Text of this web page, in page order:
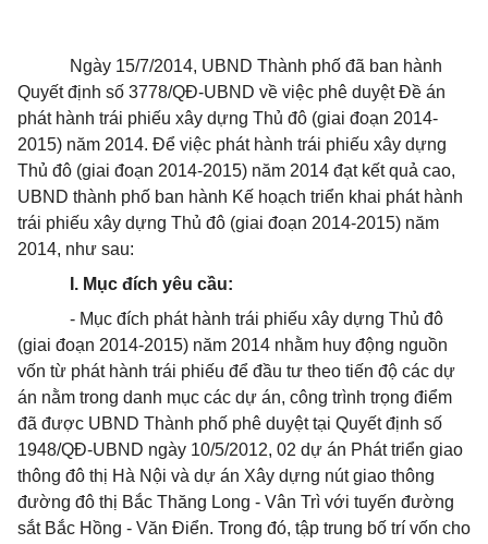
Ngày 15/7/2014, UBND Thành phố đã ban hành
Quyết định số 3778/QĐ-UBND về việc phê duyệtĐề án
phát hành trái phiếu xây dựng Thủ đô (giai đoạn 2014-
2015) năm 2014. Để việc phát hành trái phiếu xây dựng
Thủ đô (giai đoạn 2014-2015) năm 2014 đạt kết quả cao,
UBND thành phố ban hành Kế hoạch triển khai phát hành
trái phiếu xây dựng Thủ đô (giai đoạn 2014-2015) năm
2014, như sau:
I. Mục đích yêu cầu:
- Mục đích phát hành trái phiếu xây dựng Thủ đô
(giai đoạn 2014-2015) năm 2014 nhằm huy động nguồn
vốn từ phát hành trái phiếu để đầu tư theo tiến độ các dự
án nằm trong danh mục các dự án, công trình trọng điểm
đã được UBND Thành phố phê duyệt tại Quyết định số
1948/QĐ-UBND ngày 10/5/2012, 02 dự án Phát triển giao
thông đô thị Hà Nội và dự án Xây dựng nút giao thông
đường đô thị Bắc Thăng Long - Vân Trì với tuyến đường
sắt Bắc Hồng - Văn Điển. Trong đó, tập trung bố trí vốn cho